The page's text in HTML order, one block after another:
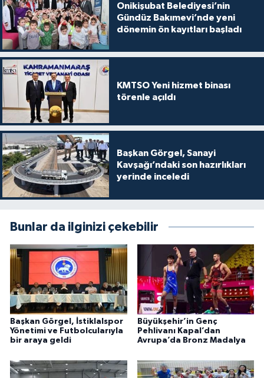
Onikişubat Belediyesi’nin
Gündüz Bakımevi’nde yeni
dönemin ön kayıtları başladı
KMTSO Yeni hizmet binası
törenle açıldı
Başkan Görgel, Sanayi
Kavşağı’ndaki son hazırlıkları
yerinde inceledi
Bunlar da ilginizi çekebilir
Başkan Görgel, İstiklalspor
Yönetimi ve Futbolcularıyla
bir araya geldi
Büyükşehir’in Genç
Pehlivanı Kapal’dan
Avrupa’da Bronz Madalya